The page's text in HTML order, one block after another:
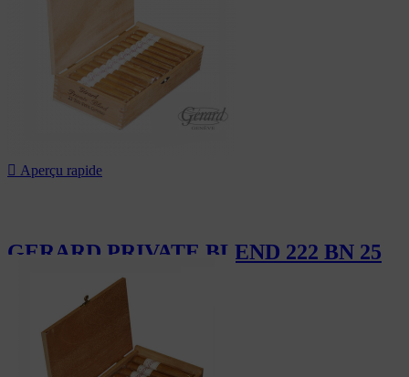
 Aperçu rapide
GERARD PRIVATE BLEND 222 BN 25